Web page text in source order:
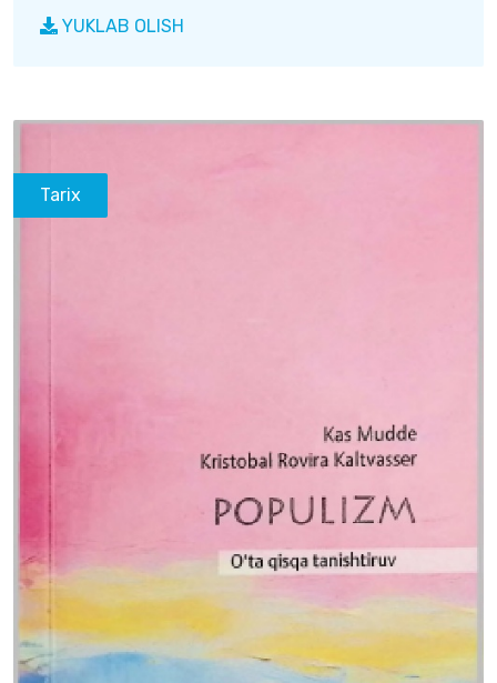
YUKLAB OLISH
Tarix